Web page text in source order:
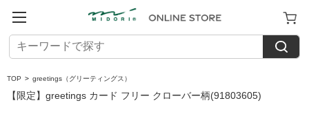
TOP > greetings（グリーティングス）
【限定】greetings カード フリー クローバー柄(91803605)